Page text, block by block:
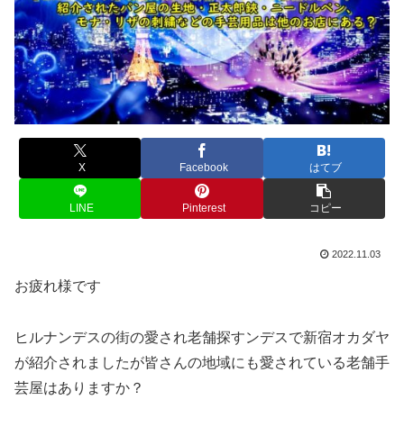
X Facebook はてブ
LINE Pinterest コピー
2022.11.03
お疲れ様です
ヒルナンデスの街の愛され老舗探すンデスで新宿オカダヤ
が紹介されましたが皆さんの地域にも愛されている老舗手
芸屋はありますか？